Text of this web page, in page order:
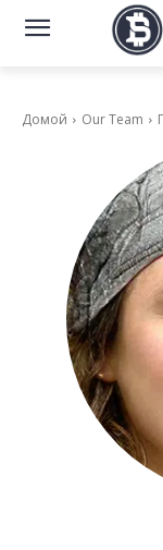
Домой Our Team